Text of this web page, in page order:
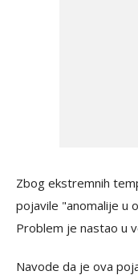
Zbog ekstremnih
pojavile "anomalije u
Problem je nastao u
Navode da je ova